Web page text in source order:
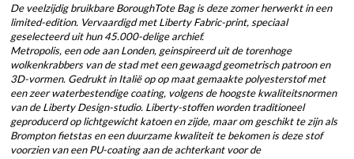
De veelzijdig bruikbare BoroughTote Bag is deze zomer herwerkt in een
limited-edition. Vervaardigd met Liberty Fabric-print, speciaal
geselecteerd uit hun 45.000-delige archief.
Metropolis, een ode aan Londen, geinspireerd uit de torenhoge
wolkenkrabbers van de stad met een gewaagd geometrisch patroon en
3D-vormen. Gedrukt in Italië op op maat gemaakte polyesterstof met
een zeer waterbestendige coating, volgens de hoogste kwaliteitsnormen
van de Liberty Design-studio. Liberty-stoffen worden traditioneel
geproducerd op lichtgewicht katoen en zijde, maar om geschikt te zijn als
Brompton fietstas en een duurzame kwaliteit te bekomen is deze stof
voorzien van een PU-coating aan de achterkant voor de